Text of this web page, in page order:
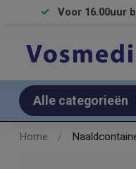
Voor 16.00uur
Alle categorieën
Home /